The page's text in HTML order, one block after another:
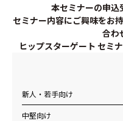
本セミナーの申込
セミナー内容にご興味をお
合わ
ヒップスターゲート セミ
新人・若手向け
中堅向け